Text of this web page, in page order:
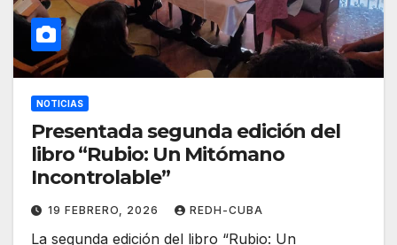
NOTICIAS
Presentada segunda edición del
libro “Rubio: Un Mitómano
Incontrolable”
19 FEBRERO, 2026 REDH-CUBA
La segunda edición del libro “Rubio: Un